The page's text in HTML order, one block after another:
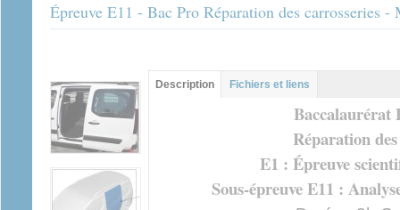
Épreuve E11 - Bac Pro Réparation des carrosseries
Groupe principal
Description (onglet
actif)
Fichiers et liens
Baccalaurérat
Réparation
E1 : Épreuve
Sous-épreuve E11 :